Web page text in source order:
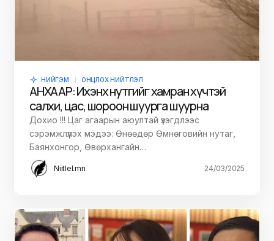
НИЙГЭМ ОНЦЛОХ НИЙТЛЭЛ
АНХААР: Ихэнх нутгийг хамран хүчтэй
салхи, цас, шороон шуурга шуурна
Дохио !!! Цаг агаарын аюултай үзэгдлээс
сэрэмжлүүлэх мэдээ: Өнөөдөр Өмнөговийн нутаг,
Баянхонгор, Өвөрхангайн…
Niitlel.mn 24/03/2025